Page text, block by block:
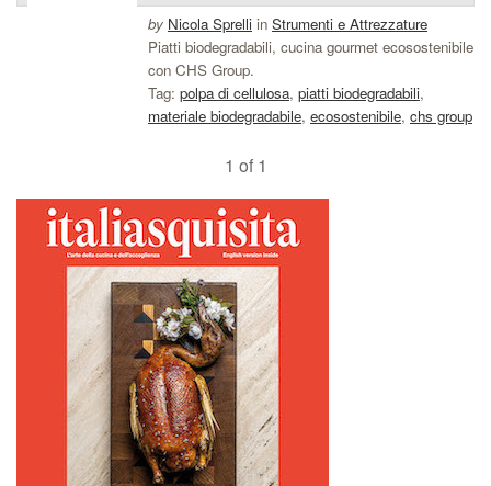
by Nicola Sprelli in Strumenti e Attrezzature
Piatti biodegradabili, cucina gourmet ecosostenibile
con CHS Group.
Tag: polpa di cellulosa, piatti biodegradabili,
materiale biodegradabile, ecosostenibile, chs group
1 of 1